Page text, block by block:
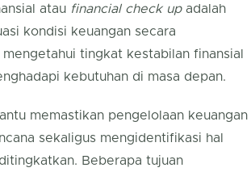
atau financial check upadalah
kondisi keuangan secara
tingkat kestabilan finansial
kebutuhan di masa depan.
memastikan pengelolaan keuangan
sekaligus mengidentifikasi hal
Beberapa tujuan